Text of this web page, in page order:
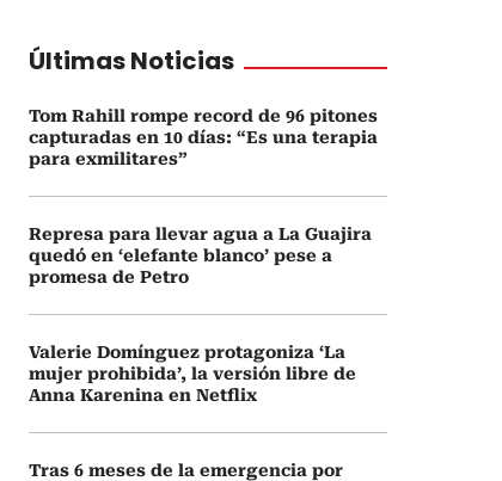
Últimas Noticias
Tom Rahill rompe record de 96 pitones
capturadas en 10 días: “Es una terapia
para exmilitares”
Represa para llevar agua a La Guajira
quedó en ‘elefante blanco’ pese a
promesa de Petro
Valerie Domínguez protagoniza ‘La
mujer prohibida’, la versión libre de
Anna Karenina en Netflix
Tras 6 meses de la emergencia por